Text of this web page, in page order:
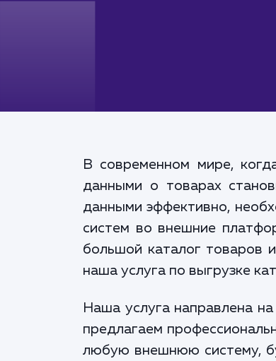
В современном мире,
данными о товарах
данными эффективно,
систем во внешние
большой каталог товаров
наша услуга по выгрузке
Наша услуга направлена
предлагаем
любую внешнюю систему,